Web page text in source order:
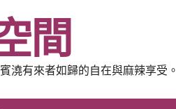
間
澆有來者如歸的自在與麻辣享受。